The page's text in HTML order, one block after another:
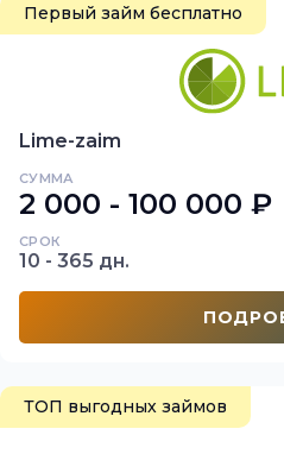
Первый займ бесплатно
Lime-zaim
СУММА
2 000 - 100 000 ₽
СРОК
10 - 365 дн.
ТОП выгодных займов